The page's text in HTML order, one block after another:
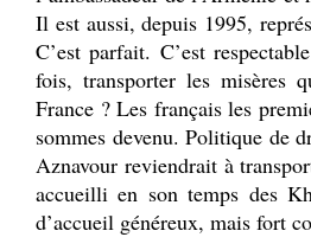
Il est aussi, depuis 1995,
C’est parfait. C’est
fois, transporter les misères
France ? Les français les
sommes devenu. Politique de
Aznavour reviendrait à
accueilli en son temps des
d’accueil généreux, mais fort